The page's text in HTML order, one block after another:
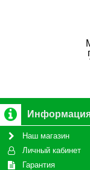
Наш магазин
Личный кабинет
Гарантия